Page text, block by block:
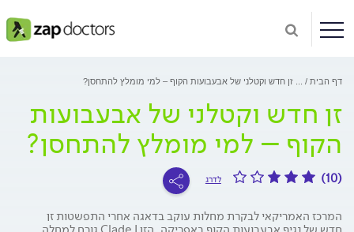
דף הבית זן חדש וקטלני של אבעבועות הקוף – למי מומלץ להתחסן?
זן חדש וקטלני של אבעבועות
הקוף – למי מומלץ להתחסן?
(10) לדרג
המרכז האמריקאי לבקרת מחלות עוקב בדאגה אחרי התפשטות זן